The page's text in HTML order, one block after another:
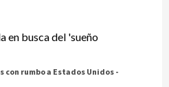
con rumbo a Estados Unidos -